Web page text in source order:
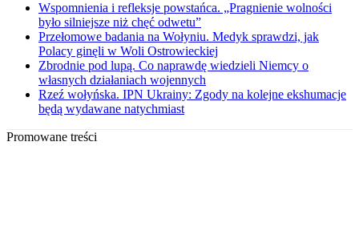
Wspomnienia i refleksje powstańca. „Pragnienie wolności
było silniejsze niż chęć odwetu”
Przełomowe badania na Wołyniu. Medyk sprawdzi, jak
Polacy ginęli w Woli Ostrowieckiej
Zbrodnie pod lupą. Co naprawdę wiedzieli Niemcy o
własnych działaniach wojennych
Rzeź wołyńska. IPN Ukrainy: Zgody na kolejne ekshumacje
będą wydawane natychmiast
Promowane treści